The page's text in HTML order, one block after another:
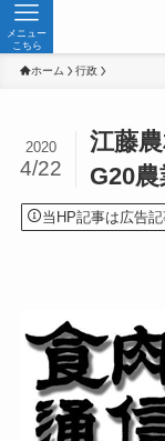
メニュー
こちら
ホーム 行政
江藤
G20
2020
4/22
当HP記事は広告